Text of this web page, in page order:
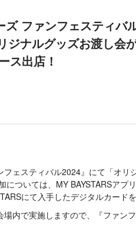
ズ ファンフェスティバ
ジナルグッズお渡し会
ス出店！
ェスティバル2024』にて「オリ
については、MY BAYSTARSア
にて入手したデジタルカード
内で実施しますので、『ファン